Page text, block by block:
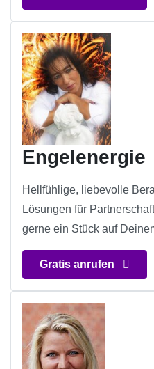
Engelenergie
Hellfühlige, liebevolle
Lösungen für
gerne ein Stück auf
Gratis anrufen